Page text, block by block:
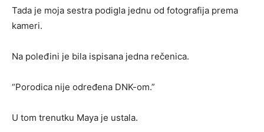
Tada je moja sestra podigla jednu od fotografija prema
kameri.
Na poleđini je bila ispisana jedna rečenica.
“Porodica nije određena DNK-om.”
U tom trenutku Maya je ustala.